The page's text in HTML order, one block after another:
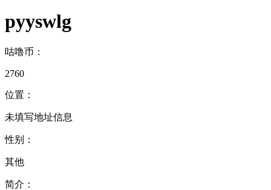
pyyswlg
咕噜币：
2760
位置：
未填写地址信息
性别：
其他
简介：